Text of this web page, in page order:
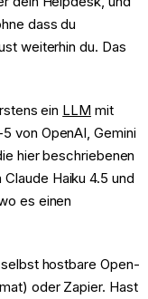
dass du
weiterhin du. Das
ein LLM mit
von OpenAI, Gemini
hier beschriebenen
Haiku 4.5 und
es einen
hostbare Open-
oder Zapier. Hast